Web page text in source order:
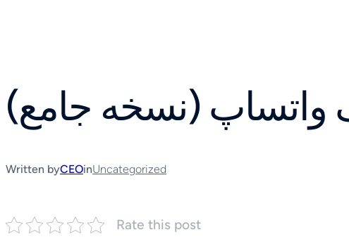
(نسخه جامع)
Written byCEOinUncategorized
Rate this post